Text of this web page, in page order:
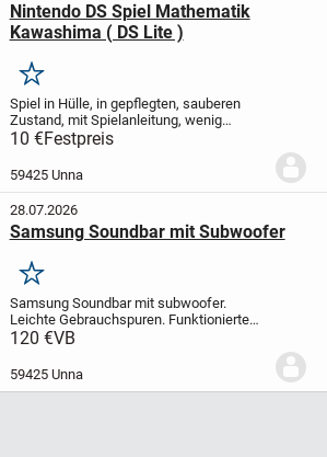
Nintendo DS Spiel Mathematik
Kawashima ( DS Lite )
Merken
Spiel in Hülle, in gepflegten, sauberen
Zustand, mit Spielanleitung, wenig
genutzt.Das Spiel wurde nur von einer
erwachsenen Person gespielt.
es auch für den DS Lite anwenden.
10 €Festpreis
59425 Unna
28.07.2026
Samsung Soundbar mit Subwoofer
Merken
Samsung Soundbar mit subwoofer.
Leichte Gebrauchspuren.Funktionierte
einwandfrei
Selbstabholer!
120 €VB
59425 Unna